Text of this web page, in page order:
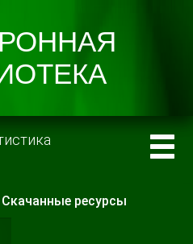
Скачанные ресурсы